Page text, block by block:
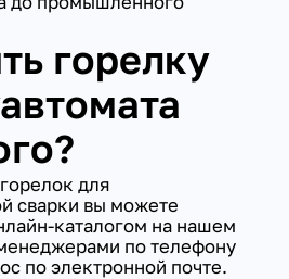
горелку
для
сварки вы можете
каталогом на нашем
по телефону
по электронной почте.